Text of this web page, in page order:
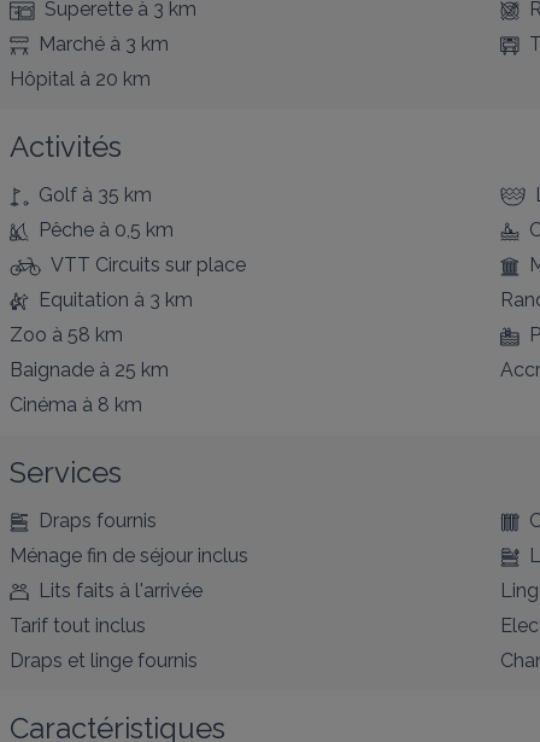
Superette à 3 km
Marché à 3 km
Hôpital à 20 km
Activités
Golf à 35 km
Pêche à 0,5 km
VTT Circuits sur place
Equitation à 3 km
Zoo à 58 km
Baignade à 25 km
Cinéma à 8 km
Services
Draps fournis
Ménage fin de séjour inclus
Lits faits à l'arrivée
Tarif tout inclus
Draps et linge fournis
Caractéristiques